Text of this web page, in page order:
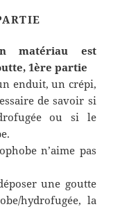
matériau est
1ère partie
enduit, un crépi,
de savoir si
ou si le
n’aime pas
une goutte
hydrofugée, la